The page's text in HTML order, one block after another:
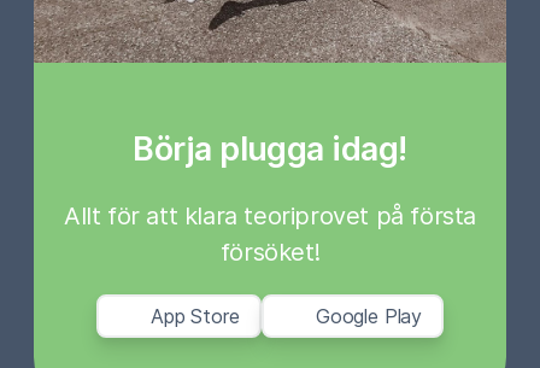
Börja plugga idag!
Allt för att klara teoriprovet på första
försöket!
App Store Google Play